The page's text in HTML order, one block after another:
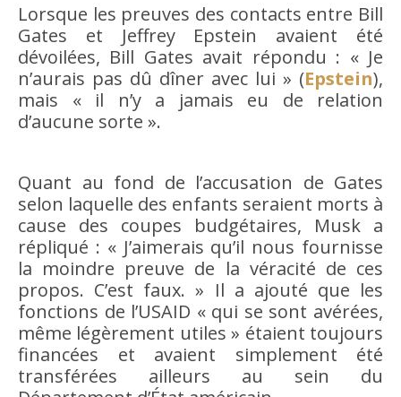
Lorsque les preuves des contacts entre Bill
Gates et Jeffrey Epstein avaient été
dévoilées, Bill Gates avait répondu : « Je
n’aurais pas dû dîner avec lui » (Epstein),
mais « il n’y a jamais eu de relation
d’aucune sorte ».
Quant au fond de l’accusation de Gates
selon laquelle des enfants seraient morts à
cause des coupes budgétaires, Musk a
répliqué : « J’aimerais qu’il nous fournisse
la moindre preuve de la véracité de ces
propos. C’est faux. » Il a ajouté que les
fonctions de l’USAID « qui se sont avérées,
même légèrement utiles » étaient toujours
financées et avaient simplement été
transférées ailleurs au sein du